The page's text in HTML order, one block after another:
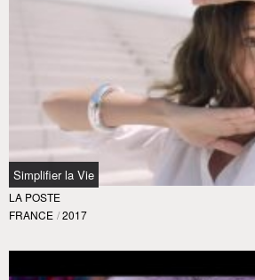
Simplifier la Vie
LA POSTE
FRANCE / 2017